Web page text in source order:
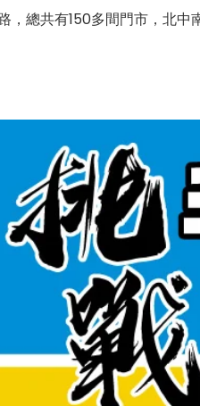
總共有150多間門市，北